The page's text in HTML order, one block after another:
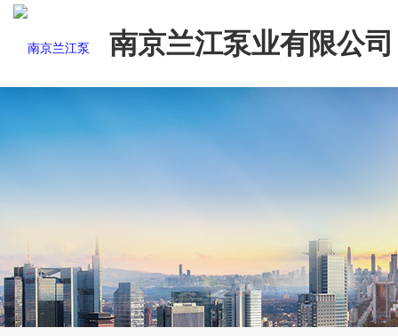
南京兰江泵业有限公司